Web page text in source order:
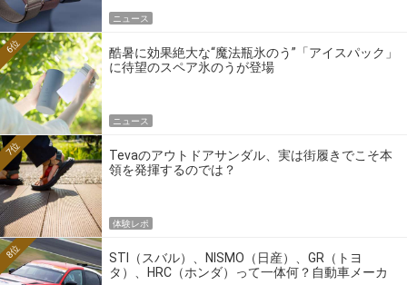
ニュース
酷暑に効果絶大な“魔法瓶氷のう”「アイスパック」
に待望のスペア氷のうが登場
6位
ニュース
Tevaのアウトドアサンダル、実は街履きでこそ本
領を発揮するのでは？
7位
体験レポ
STI（スバル）、NISMO（日産）、GR（トヨ
タ）、HRC（ホンダ）って一体何？自動車メーカ
8位